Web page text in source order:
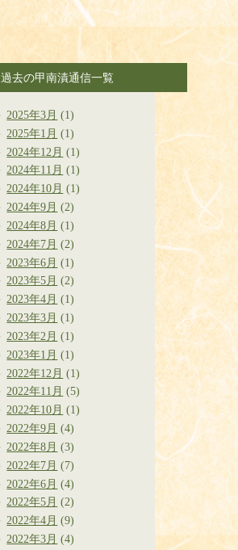
過去の甲南漬通信一覧
2025年3月 (1)
2025年1月 (1)
2024年12月 (1)
2024年11月 (1)
2024年10月 (1)
2024年9月 (2)
2024年8月 (1)
2024年7月 (2)
2023年6月 (1)
2023年5月 (2)
2023年4月 (1)
2023年3月 (1)
2023年2月 (1)
2023年1月 (1)
2022年12月 (1)
2022年11月 (5)
2022年10月 (1)
2022年9月 (4)
2022年8月 (3)
2022年7月 (7)
2022年6月 (4)
2022年5月 (2)
2022年4月 (9)
2022年3月 (4)